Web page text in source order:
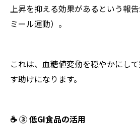
上昇を抑える効果があるという報
ミール運動）。
これは、血糖値変動を穏やかにし
す助けになります。
☕ ③ 低GI食品の活用